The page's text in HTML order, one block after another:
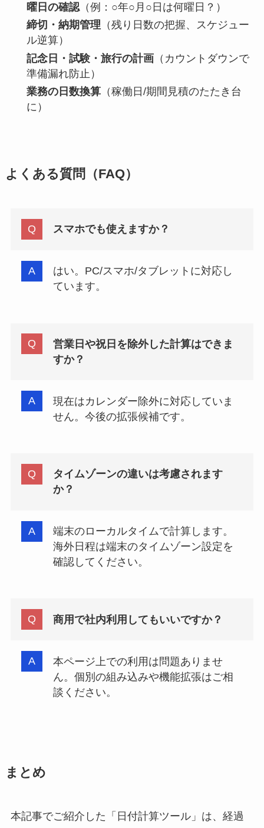
曜日の確認（例：○年○月○日は何曜日？）
締切・納期管理 （残り日数の把握、スケジュー
ル逆算）
記念日・試験・旅行の計画（カウントダウンで
準備漏れ防止）
業務の日数換算（稼働日/期間見積のたたき台
に）
よくある質問（FAQ）
スマホでも使えますか？
はい。PC/スマホ/タブレットに対応し
ています。
営業日や祝日を除外した計算はできま
すか？
現在はカレンダー除外に対応していま
せん。今後の拡張候補です。
タイムゾーンの違いは考慮されます
か？
端末のローカルタイムで計算します。
海外日程は端末のタイムゾーン設定を
確認してください。
商用で社内利用してもいいですか？
本ページ上での利用は問題ありませ
ん。個別の組み込みや機能拡張はご相
談ください。
まとめ
本記事でご紹介した「日付計算ツール」は、経過